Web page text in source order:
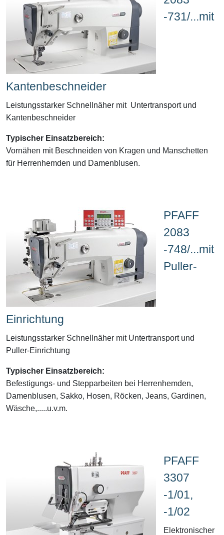
-731/...mit
Kantenbeschneider
Leistungsstarker Schnellnäher mit Untertransport und
Kantenbeschneider
Typischer Einsatzbereich:
Vornähen mit Beschneiden von Kragen und Manschetten
für Herrenhemden und Damenblusen.
PFAFF
2083
-748/...mit
Puller-
Einrichtung
Leistungsstarker Schnellnäher mit Untertransport und
Puller-Einrichtung
Typischer Einsatzbereich:
Befestigungs- und Stepparbeiten bei Herrenhemden,
Damenblusen, Sakko, Hosen, Röcken, Jeans, Gardinen,
Wäsche,.....u.v.m.
PFAFF
3307
-1/01,
-1/02
Elektronischer